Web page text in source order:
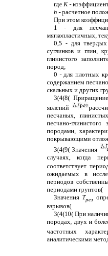
где К -
h - расчетное
При этом
1 - для
мягкопластичных,
0,5 - для твердых
суглинков и глин,
глинистого
пород;
0 - для плотных
содержанием
скальных и других
3(4(8(
явлений
песчаных,
песчано-
породами,
покрывающими
3(4(9( Значения
случаях, когда
соответствует
ожидаемых в
периодов
периодами грунтов(
Значения Трез
взрывов(
3(4(10( При
породах, двух и
частотных
аналитическими